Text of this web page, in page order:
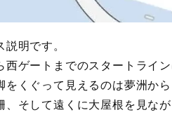
説明です。
西ゲートまでのスタートライン
をくぐって見えるのは夢洲か
、そして遠くに大屋根を見な